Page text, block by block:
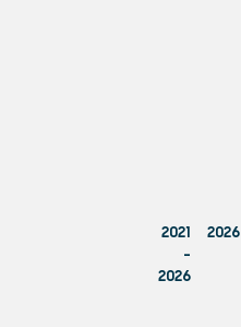
2021
-
2026
2026